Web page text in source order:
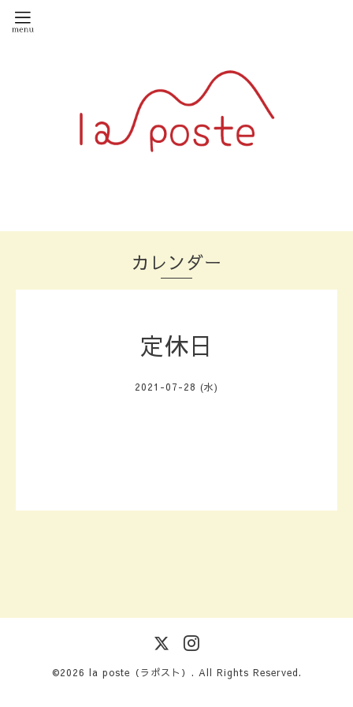
カレンダー
定休日
2021-07-28 (水)
©2026 la poste（ラポスト） . All Rights Reserved.